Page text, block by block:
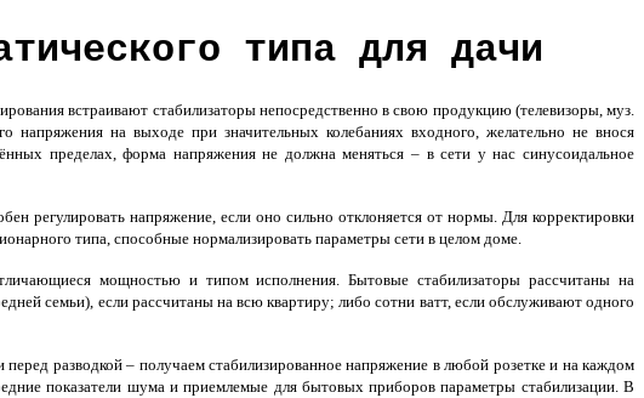
типа для дачи
встраивают стабилизаторы непосредственно в свою продукцию (телевизоры, муз.
напряжения на выходе при значительных колебаниях входного, желательно не внося
пределах, форма напряжения не должна меняться – в сети у нас синусоидальное
регулировать напряжение, если оно сильно отклоняется от нормы. Для корректировки
типа, способные нормализировать параметры сети в целом доме.
мощностью и типом исполнения. Бытовые стабилизаторы рассчитаны на
семьи), если рассчитаны на всю квартиру; либо сотни ватт, если обслуживают одного
разводкой – получаем стабилизированное напряжение в любой розетке и на каждом
показатели шума и приемлемые для бытовых приборов параметры стабилизации. В